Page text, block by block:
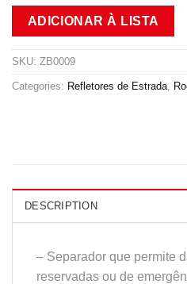
ADICIONAR À LISTA
SKU: ZB0009
Categories: Refletores de Estrada
DESCRIPTION
– Separador que permite
reservadas ou de